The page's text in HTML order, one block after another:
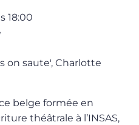
18:00
on saute', Charlotte
belge formée en
théâtrale à l’INSAS,